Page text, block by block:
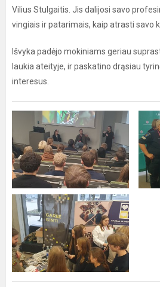
Vilius Stulgaitis. Jis dalijosi savo
vingiais ir patarimais, kaip atrasti savo
Išvyka padėjo mokiniams geriau
laukia ateityje, ir paskatino drąsiau
interesus.